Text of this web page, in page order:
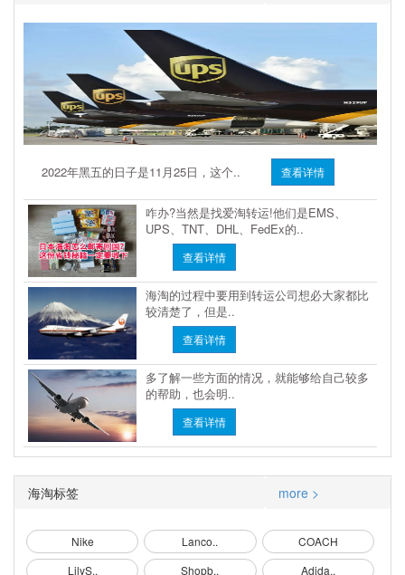
2022年黑五的日子是11月25日，这个.. 查看详情
咋办?当然是找爱淘转运!他们是EMS、
UPS、TNT、DHL、FedEx的..
查看详情
海淘的过程中要用到转运公司想必大家都比
较清楚了，但是..
查看详情
多了解一些方面的情况，就能够给自己较多
的帮助，也会明..
查看详情
海淘标签 more >
Nike Lanco..
COACH
LilyS..
Shopb.. Adida..